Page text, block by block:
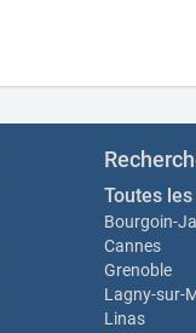
Toutes
Bourgoin-
Cannes
Grenoble
Lagny-sur-
Linas